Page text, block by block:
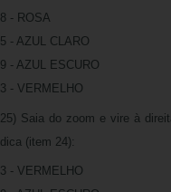
8 - ROSA
5 - AZUL CLARO
9 - AZUL ESCURO
3 - VERMELHO
25) Saia do zoom e vire à
dica (item 24):
3 - VERMELHO